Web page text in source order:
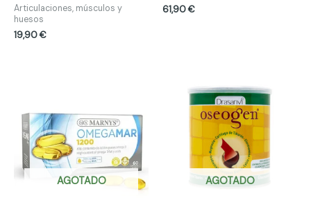
Articulaciones, músculos y
huesos
19,90€
61,90€
AGOTADO AGOTADO